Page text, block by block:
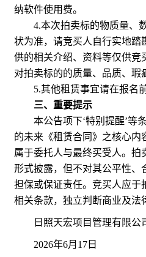
纳软件使用费。
4.本次拍卖标的物质量、
状为准，请竞买人自行实地踏
供的相关介绍、资料等仅供竞
对拍卖标的的质量、品质、瑕
5.其他租赁事宜请在报名前
三、重要提示
本公告项下‘特别提醒’等
的未来《租赁合同》之核心内
属于委托人与最终买受人。拍
形式披露，但不对其公平性、
担保或保证责任。竞买人应于
相关条款，独立判断商业及法
日照天宏项目管理有限公
2026年6月17日